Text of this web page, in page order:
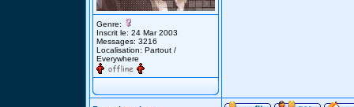
Genre:
Inscrit le: 24 Mar 2003
Messages: 3216
Localisation: Partout /
Everywhere